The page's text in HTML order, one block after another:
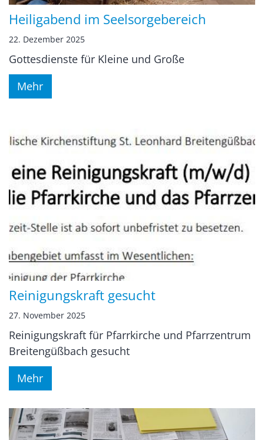
Heiligabend im Seelsorgebereich
22. Dezember 2025
Gottesdienste für Kleine und Große
Mehr
Reinigungskraft gesucht
27. November 2025
Reinigungskraft für Pfarrkirche und Pfarrzentrum
Breitengüßbach gesucht
Mehr